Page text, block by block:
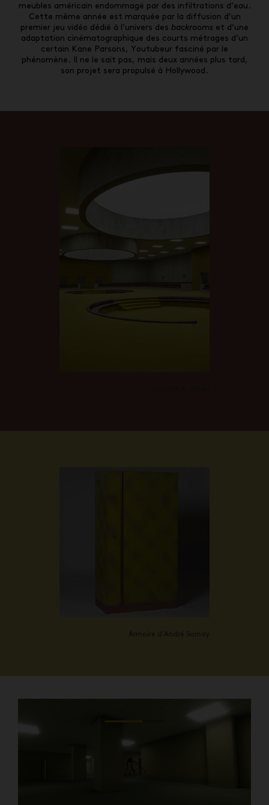
meubles américain endommagé par des infiltrations d’eau.
Cette même année est marquée par la diffusion d’un
premier jeu vidéo dédié à l’univers des backrooms et d’une
adaptation cinématographique des courts métrages d’un
certain Kane Parsons, Youtubeur fasciné par le
phénomène. Il ne le sait pas, mais deux années plus tard,
son projet sera propulsé à Hollywood.